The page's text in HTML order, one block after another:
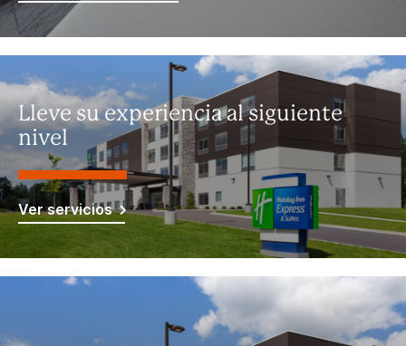
Lleve su experiencia al siguiente
nivel
Ver servicios